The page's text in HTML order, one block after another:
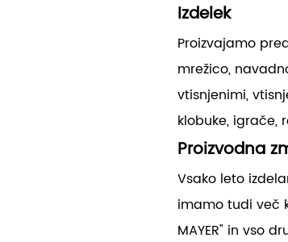
Izdelek
Proizvajamo
mrežico,
vtisnjenimi,
klobuke, igrače,
Proizvodna
Vsako leto
imamo tudi več
MAYER" in vso